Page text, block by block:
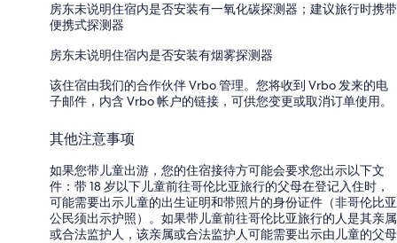
房东未说明住宿内是否安装有一氧化碳探测器；建议旅行时携带
便携式探测器
房东未说明住宿内是否安装有烟雾探测器
该住宿由我们的合作伙伴 Vrbo 管理。您将收到 Vrbo 发来的电
子邮件，内含 Vrbo 帐户的链接，可供您变更或取消订单使用。
其他注意事项
如果您带儿童出游，您的住宿接待方可能会要求您出示以下文
件：带 18 岁以下儿童前往哥伦比亚旅行的父母在登记入住时，
可能需要出示儿童的出生证明和带照片的身份证件（非哥伦比亚
公民须出示护照）。如果带儿童前往哥伦比亚旅行的人是其亲属
或合法监护人，该亲属或合法监护人可能需要出示由儿童的父母